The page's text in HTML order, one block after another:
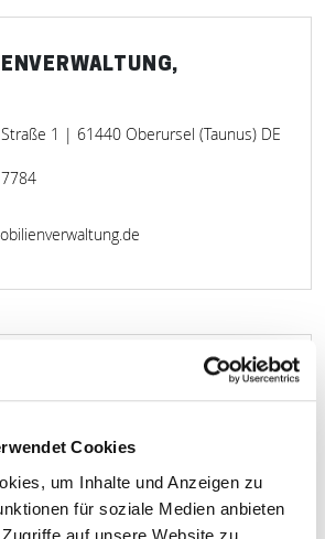
Cookies
um Inhalte und Anzeigen zu
für soziale Medien anbieten
auf unsere Website zu
1 | 61440 Oberursel (Taunus) DE
28| 61440 Oberursel (Taunus)-